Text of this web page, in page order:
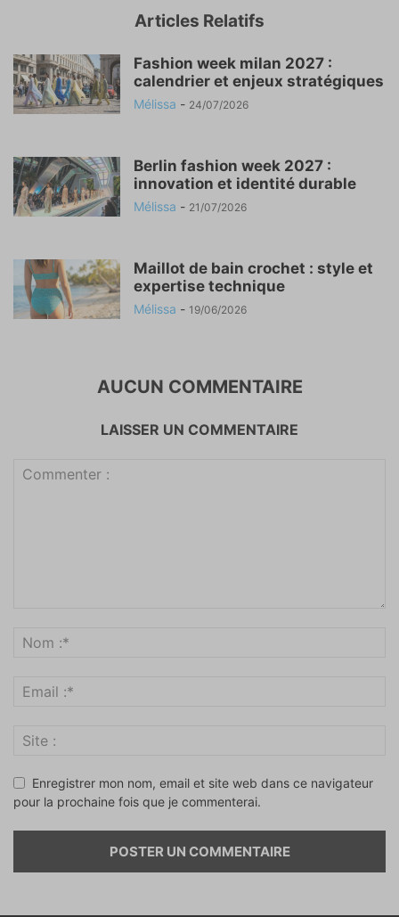
Articles Relatifs
Fashion week milan 2027 :
calendrier et enjeux stratégiques
Mélissa - 24/07/2026
Berlin fashion week 2027 :
innovation et identité durable
Mélissa - 21/07/2026
Maillot de bain crochet : style et
expertise technique
Mélissa - 19/06/2026
AUCUN COMMENTAIRE
LAISSER UN COMMENTAIRE
Enregistrer mon nom, email et site web dans ce navigateur
pour la prochaine fois que je commenterai.